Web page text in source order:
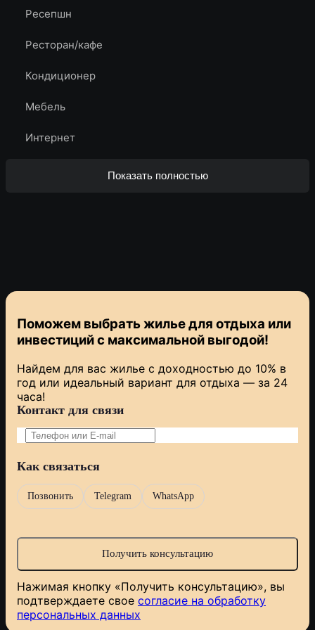
Ресепшн
Ресторан/кафе
Кондиционер
Мебель
Интернет
Показать полностью
Поможем выбрать жилье для отдыха или
инвестиций с максимальной выгодой!
Найдем для вас жилье с доходностью до 10% в
год или идеальный вариант для отдыха — за 24
часа!
Контакт для связи
Как связаться
Позвонить Telegram WhatsApp
Нажимая кнопку «Получить консультацию», вы
подтверждаете свое согласие на обработку
персональных данных